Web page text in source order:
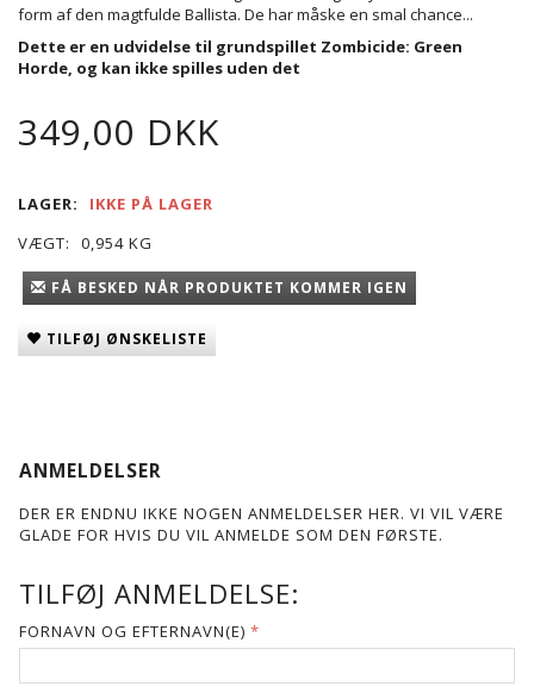
form af den magtfulde Ballista. De har måske en smal chance...
Dette er en udvidelse til grundspillet Zombicide: Green
Horde, og kan ikke spilles uden det
349,00 DKK
LAGER:
IKKE PÅ LAGER
VÆGT:
0,954 KG
FÅ BESKED NÅR PRODUKTET KOMMER IGEN
TILFØJ ØNSKELISTE
ANMELDELSER
DER ER ENDNU IKKE NOGEN ANMELDELSER HER. VI VIL VÆRE
GLADE FOR HVIS DU VIL ANMELDE SOM DEN FØRSTE.
TILFØJ ANMELDELSE:
FORNAVN OG EFTERNAVN(E)